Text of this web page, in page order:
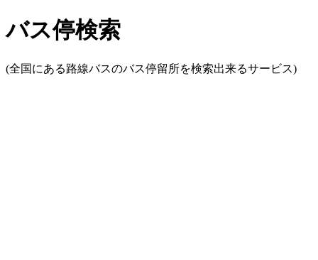
バス停検索
(全国にある路線バスのバス停留所を検索出来るサービス)